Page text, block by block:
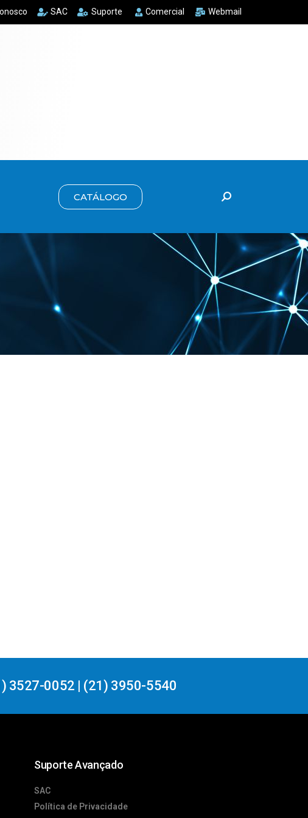
SAC Suporte Comercial Webmail
CATÁLOGO
3527-0052 | (21) 3950-5540
Suporte Avançado
SAC
Política de Privacidade